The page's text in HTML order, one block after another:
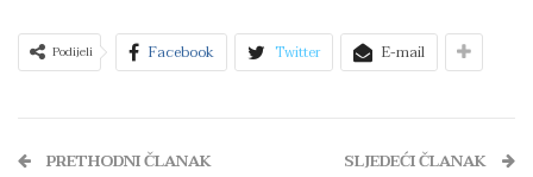
Podijeli Facebook Twitter E-mail
PRETHODNI ČLANAK SLJEDEĆI ČLANAK